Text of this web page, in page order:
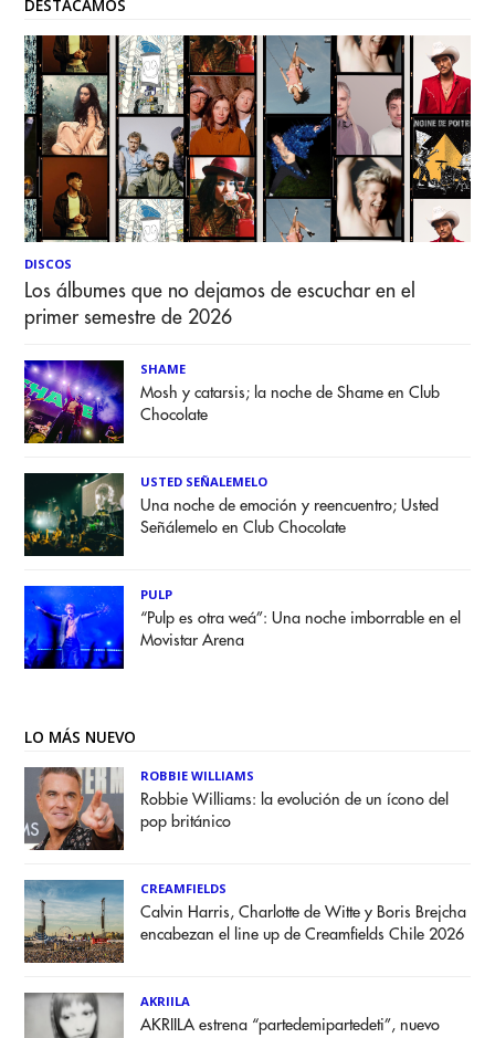
DESTACAMOS
DISCOS
Los álbumes que no dejamos de escuchar en el
primer semestre de 2026
SHAME
Mosh y catarsis; la noche de Shame en Club
Chocolate
USTED SEÑALEMELO
Una noche de emoción y reencuentro; Usted
Señálemelo en Club Chocolate
PULP
“Pulp es otra weá”: Una noche imborrable en el
Movistar Arena
LO MÁS NUEVO
ROBBIE WILLIAMS
Robbie Williams: la evolución de un ícono del
pop británico
CREAMFIELDS
Calvin Harris, Charlotte de Witte y Boris Brejcha
encabezan el line up de Creamfields Chile 2026
AKRIILA
AKRIILA estrena “partedemipartedeti”, nuevo